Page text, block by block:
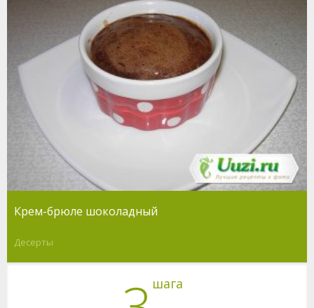
Крем-брюле шоколадный
Десерты
шага